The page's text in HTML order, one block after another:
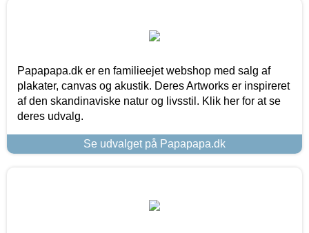
Papapapa.dk er en familieejet webshop med salg af
plakater, canvas og akustik. Deres Artworks er inspireret
af den skandinaviske natur og livsstil. Klik her for at se
deres udvalg.
Se udvalget på Papapapa.dk